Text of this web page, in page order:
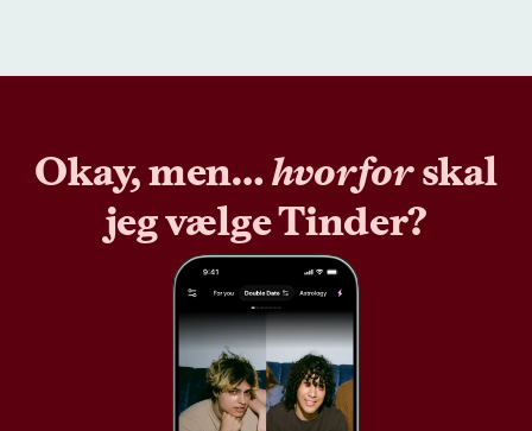
Okay, men…hvorforskal
jeg vælge Tinder?